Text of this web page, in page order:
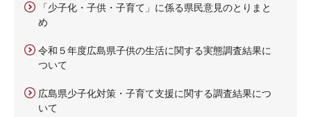
「少子化・子供・子育て」に係る県民意見のとりまと
め
令和５年度広島県子供の生活に関する実態調査結果に
ついて
広島県少子化対策・子育て支援に関する調査結果につ
いて